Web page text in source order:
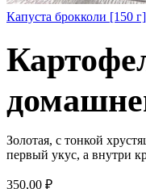
Капуста брокколи [150 г]
Золотая, с тонкой
первый укус, а внутри
350,00 ₽